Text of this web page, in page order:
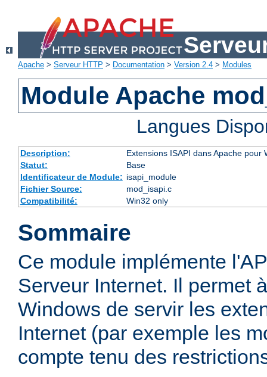
Apache > Serveur HTTP > Documentation > Version 2.4 > Modules
Module Apache
Langues
Description:
Extensions ISAPI dans Apache pour
Statut:
Base
Identificateur de Module: isapi_module
Fichier Source:
mod_isapi.c
Compatibilité:
Win32 only
Sommaire
Ce module implémente
Serveur Internet. Il permet
Windows de servir les
Internet (par exemple les
compte tenu des